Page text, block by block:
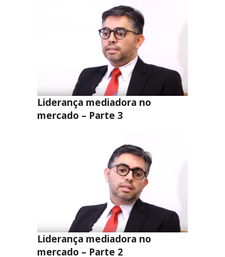
Liderança mediadora no
mercado – Parte 3
Liderança mediadora no
mercado – Parte 2